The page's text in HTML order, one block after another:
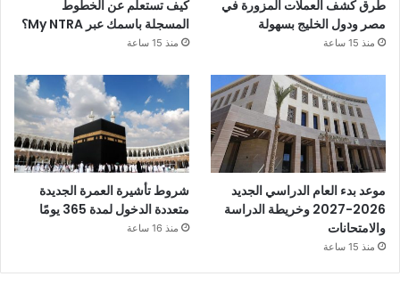
طرق كشف العملات المزورة في
مصر ودول الخليج بسهولة
منذ 15 ساعة
كيف تستعلم عن الخطوط
المسجلة باسمك عبر My NTRA؟
منذ 15 ساعة
موعد بدء العام الدراسي الجديد
2026-2027 وخريطة الدراسة
والامتحانات
منذ 15 ساعة
شروط تأشيرة العمرة الجديدة
متعددة الدخول لمدة 365 يومًا
منذ 16 ساعة